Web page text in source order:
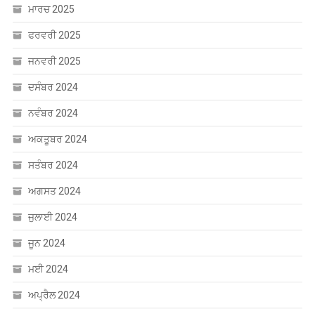
ਮਾਰਚ 2025
ਫਰਵਰੀ 2025
ਜਨਵਰੀ 2025
ਦਸੰਬਰ 2024
ਨਵੰਬਰ 2024
ਅਕਤੂਬਰ 2024
ਸਤੰਬਰ 2024
ਅਗਸਤ 2024
ਜੁਲਾਈ 2024
ਜੂਨ 2024
ਮਈ 2024
ਅਪ੍ਰੈਲ 2024